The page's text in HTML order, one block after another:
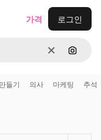
지우기이미지
가격 로그인
들기 의사 마케팅 추석